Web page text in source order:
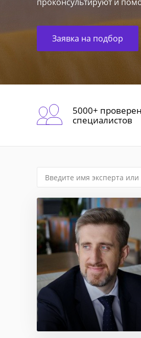
Заявка на подбор
5000+
специалистов